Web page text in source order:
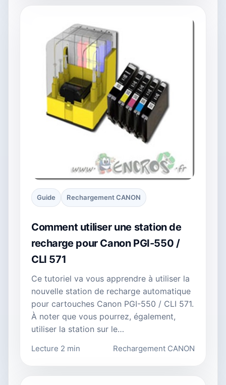
Guide Rechargement CANON
Comment utiliser une station de
recharge pour Canon PGI-550 /
CLI 571
Ce tutoriel va vous apprendre à utiliser la
nouvelle station de recharge automatique
pour cartouches Canon PGI-550 / CLI 571.
À noter que vous pourrez, également,
utiliser la station sur le…
Lecture 2 min Rechargement CANON